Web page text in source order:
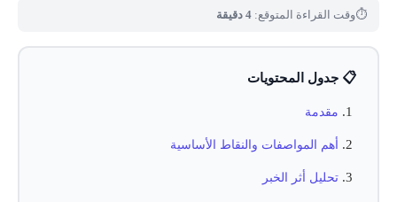
⏱وقت القراءة المتوقع: 4 دقيقة
📋 جدول المحتويات
مقدمة
أهم المواصفات والنقاط الأساسية
تحليل أثر الخبر